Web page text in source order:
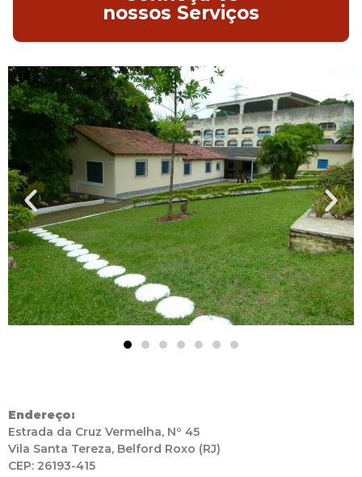
nossos Serviços
Endereço:
Estrada da Cruz Vermelha, Nº 45
Vila Santa Tereza, Belford Roxo (RJ)
CEP: 26193-415